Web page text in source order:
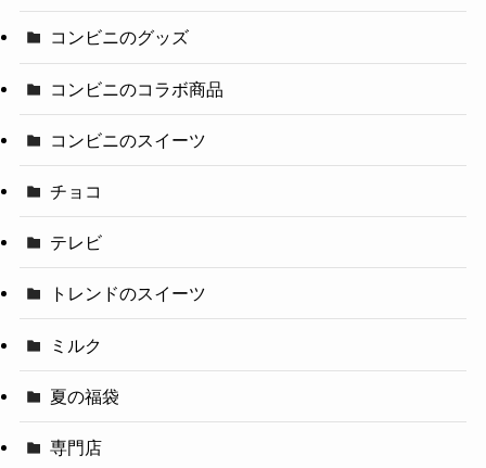
コンビニのグッズ
コンビニのコラボ商品
コンビニのスイーツ
チョコ
テレビ
トレンドのスイーツ
ミルク
夏の福袋
専門店